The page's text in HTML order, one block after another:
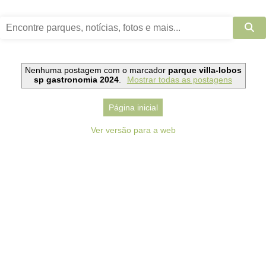
Nenhuma postagem com o marcador parque villa-lobos
sp gastronomia 2024. Mostrar todas as postagens
Página inicial
Ver versão para a web